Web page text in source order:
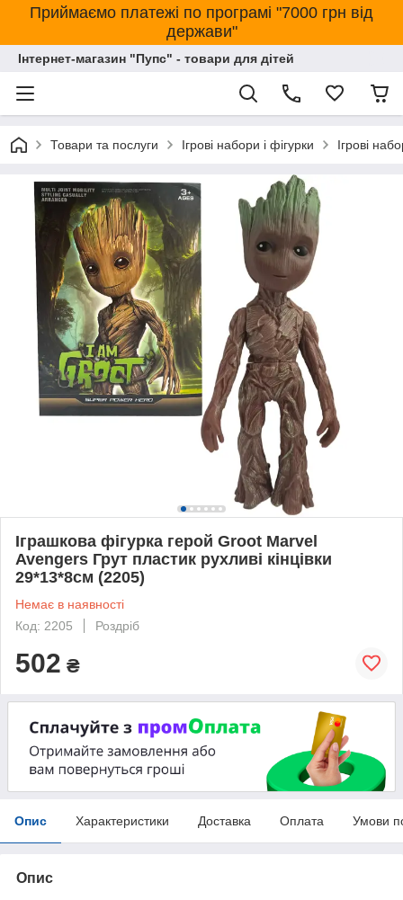
Приймаємо платежі по програмі "7000 грн від
держави"
Інтернет-магазин "Пупс" - товари для дітей
Товари та послуги Ігрові набори і фігурки Ігрові
Іграшкова фігурка герой Groot Marvel
Avengers Грут пластик рухливі кінцівки
29*13*8см (2205)
Немає в наявності
Код: 2205
Роздріб
502 ₴
Опис Характеристики Доставка Оплата Умови
Опис